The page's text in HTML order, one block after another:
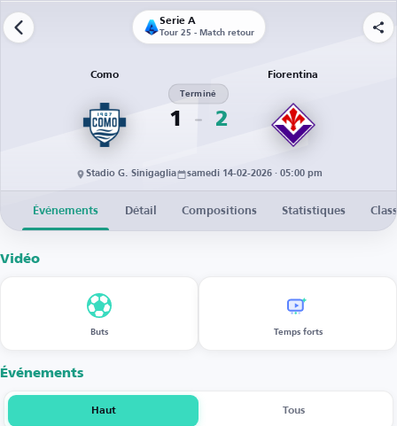
Serie A
Tour 25 - Match retour
Como
1
Terminé
2
Fiorentina
Stadio G. Sinigaglia samedi 14-02-2026 · 05:00 pm
Événements Détail Compositions Statistiques
Vidéo
Buts Temps forts
Événements
Haut Tous